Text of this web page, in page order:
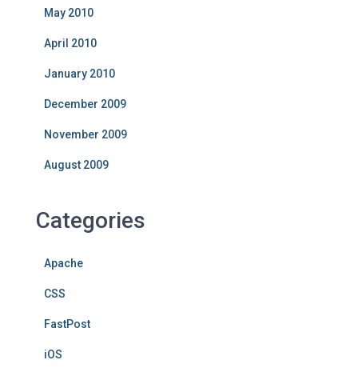
May 2010
April 2010
January 2010
December 2009
November 2009
August 2009
Categories
Apache
CSS
FastPost
iOS